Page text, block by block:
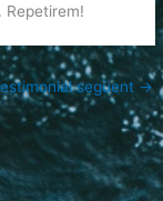
Repetirem!
següent →